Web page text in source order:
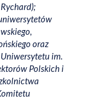
oraz
im.
Polskich i